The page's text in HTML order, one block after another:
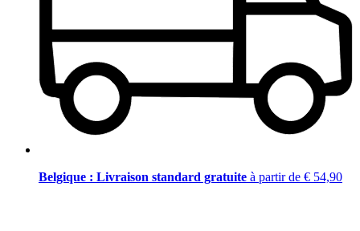
Belgique : Livraison standard gratuite à partir de € 54,90